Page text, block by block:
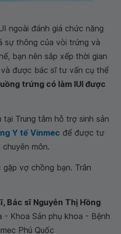
ngoài đánh giá chức năng
sự thông của vòi trứng và
bạn nên sắp xếp thời gian
được bác sĩ tư vấn cụ thể
trứng có làm IUI được
Trung tâm hỗ trợ sinh sản
Y tế Vinmec để được tư
môn.
vợ chồng bạn. Trân
Bác sĩ Nguyễn Thị Hồng
- Khoa Sản phụ khoa - Bệnh
Phú Quốc